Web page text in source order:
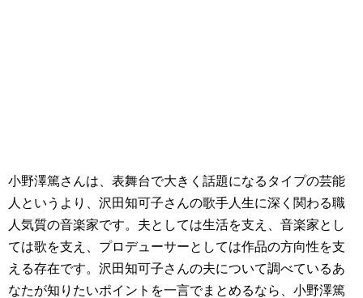
小野澤篤さんは、表舞台で大きく話題になるタイプの芸能
人というより、沢田知可子さんの歌手人生に深く関わる職
人気質の音楽家です。夫としては生活を支え、音楽家とし
ては歌を支え、プロデューサーとしては作品の方向性を支
える存在です。沢田知可子さんの夫について調べているあ
なたが知りたいポイントを一言でまとめるなら、小野澤篤